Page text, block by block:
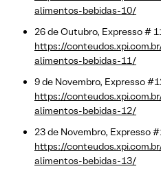
alimentos-bebidas-10/
26 de Outubro, Expresso #
https://
alimentos-bebidas-11/
9 de Novembro, Expresso
https://
alimentos-bebidas-12/
23 de Novembro, Expresso
https://
alimentos-bebidas-13/